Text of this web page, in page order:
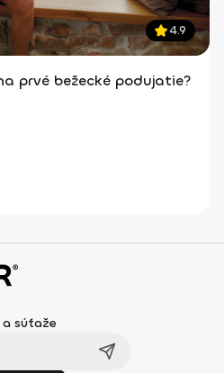
4.9
prvé bežecké podujatie?
súťaže